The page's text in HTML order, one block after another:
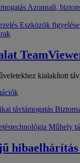
Azonnali,
Eszközök figyelése
kialakított
távtámogatás
Műhely
hibaelhárítás